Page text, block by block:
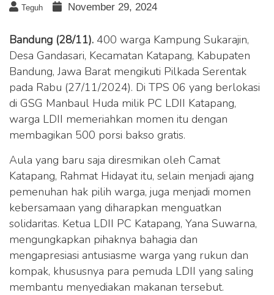
Teguh November 29, 2024
Bandung (28/11). 400 warga Kampung Sukarajin,
Desa Gandasari, Kecamatan Katapang, Kabupaten
Bandung, Jawa Barat mengikuti Pilkada Serentak
pada Rabu (27/11/2024). Di TPS 06 yang berlokasi
di GSG Manbaul Huda milik PC LDII Katapang,
warga LDII memeriahkan momen itu dengan
membagikan 500 porsi bakso gratis.
Aula yang baru saja diresmikan oleh Camat
Katapang, Rahmat Hidayat itu, selain menjadi ajang
pemenuhan hak pilih warga, juga menjadi momen
kebersamaan yang diharapkan menguatkan
solidaritas. Ketua LDII PC Katapang, Yana Suwarna,
mengungkapkan pihaknya bahagia dan
mengapresiasi antusiasme warga yang rukun dan
kompak, khususnya para pemuda LDII yang saling
membantu menyediakan makanan tersebut.